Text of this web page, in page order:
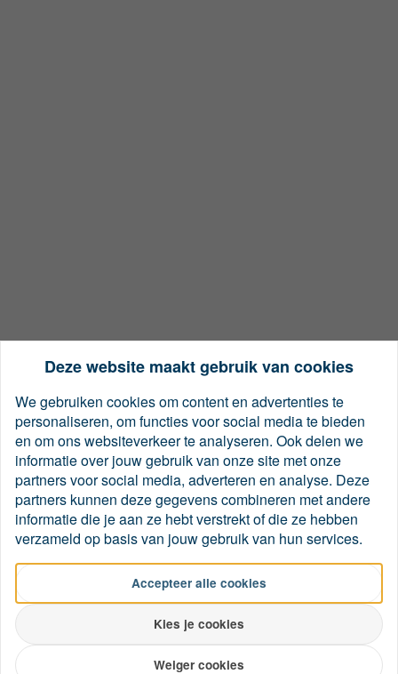
DISH Pay Now pinapparaat – snel, veilig en volledig
draadloos. Geen maandelijkse tarieven.
*
Bestellen
Deze website maakt gebruik van cookies
We gebruiken cookies om content en advertenties te
personaliseren, om functies voor social media te bieden
en om ons websiteverkeer te analyseren. Ook delen we
informatie over jouw gebruik van onze site met onze
partners voor social media, adverteren en analyse. Deze
partners kunnen deze gegevens combineren met andere
informatie die je aan ze hebt verstrekt of die ze hebben
verzameld op basis van jouw gebruik van hun services.
Accepteer alle cookies
Kies je cookies
Weiger cookies